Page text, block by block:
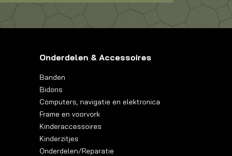
Onderdelen & Accessoires
Banden
Bidons
Computers, navigatie en elektronica
Frame en voorvork
Kinderaccessoires
Kinderzitjes
Onderdelen/Reparatie